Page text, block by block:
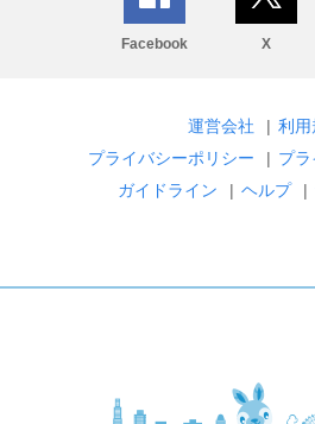
Facebook X
運営会社 | 利用
プライバシーポリシー
| プ
ガイドライン
| ヘルプ |